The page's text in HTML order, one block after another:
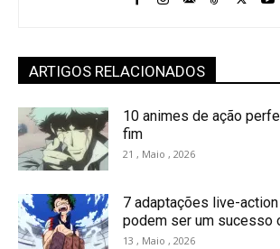
ARTIGOS RELACIONADOS
10 animes de ação
fim
21 , Maio , 2026
7 adaptações live-
podem ser um sucesso
13 , Maio , 2026